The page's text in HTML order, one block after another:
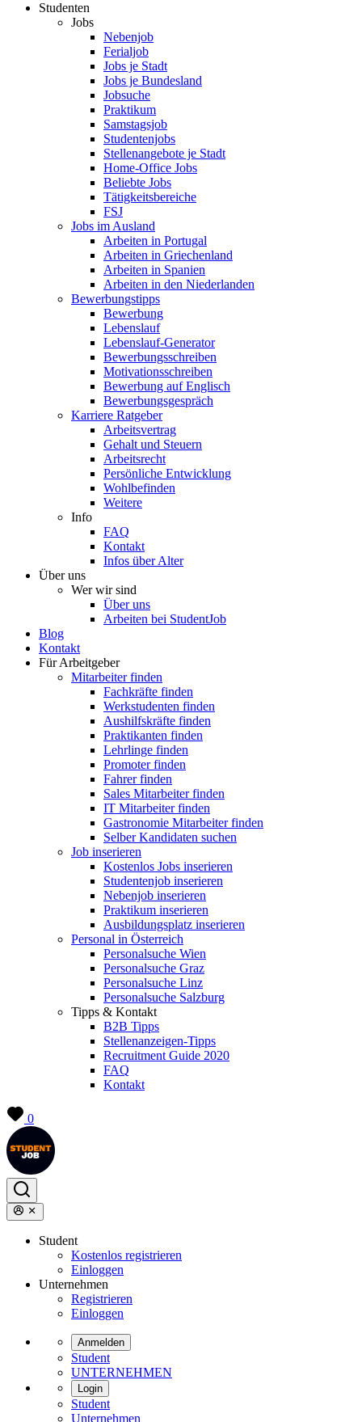
Studenten
Jobs
Nebenjob
Ferialjob
Jobs je Stadt
Jobs je Bundesland
Jobsuche
Praktikum
Samstagsjob
Studentenjobs
Stellenangebote je Stadt
Home-Office Jobs
Beliebte Jobs
Tätigkeitsbereiche
FSJ
Jobs im Ausland
Arbeiten in Portugal
Arbeiten in Griechenland
Arbeiten in Spanien
Arbeiten in den Niederlanden
Bewerbungstipps
Bewerbung
Lebenslauf
Lebenslauf-Generator
Bewerbungsschreiben
Motivationsschreiben
Bewerbung auf Englisch
Bewerbungsgespräch
Karriere Ratgeber
Arbeitsvertrag
Gehalt und Steuern
Arbeitsrecht
Persönliche Entwicklung
Wohlbefinden
Weitere
Info
FAQ
Kontakt
Infos über Alter
Über uns
Wer wir sind
Über uns
Arbeiten bei StudentJob
Blog
Kontakt
Für Arbeitgeber
Mitarbeiter finden
Fachkräfte finden
Werkstudenten finden
Aushilfskräfte finden
Praktikanten finden
Lehrlinge finden
Promoter finden
Fahrer finden
Sales Mitarbeiter finden
IT Mitarbeiter finden
Gastronomie Mitarbeiter finden
Selber Kandidaten suchen
Job inserieren
Kostenlos Jobs inserieren
Studentenjob inserieren
Nebenjob inserieren
Praktikum inserieren
Ausbildungsplatz inserieren
Personal in Österreich
Personalsuche Wien
Personalsuche Graz
Personalsuche Linz
Personalsuche Salzburg
Tipps & Kontakt
B2B Tipps
Stellenanzeigen-Tipps
Recruitment Guide 2020
FAQ
Kontakt
0
Student
Kostenlos registrieren
Einloggen
Unternehmen
Registrieren
Einloggen
Anmelden
Student
UNTERNEHMEN
Login
Student
Unternehmen